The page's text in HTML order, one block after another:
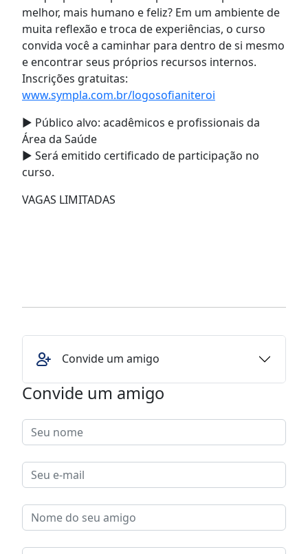
melhor, mais humano e feliz? Em um ambiente de
muita reflexão e troca de experiências, o curso
convida você a caminhar para dentro de si mesmo
e encontrar seus próprios recursos internos.
Inscrições gratuitas:
www.sympla.com.br/logosofianiteroi
▶️ Público alvo: acadêmicos e profissionais da
Área da Saúde
▶️ Será emitido certificado de participação no
curso.
VAGAS LIMITADAS
Convide um amigo
Convide um amigo